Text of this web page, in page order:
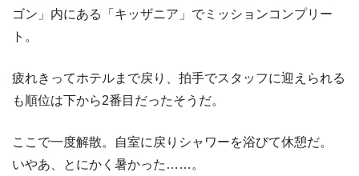
ゴン」内にある「キッザニア」でミッションコンプリー
ト。
疲れきってホテルまで戻り、拍手でスタッフに迎えられる
も順位は下から2番目だったそうだ。
ここで一度解散。自室に戻りシャワーを浴びて休憩だ。
いやあ、とにかく暑かった……。